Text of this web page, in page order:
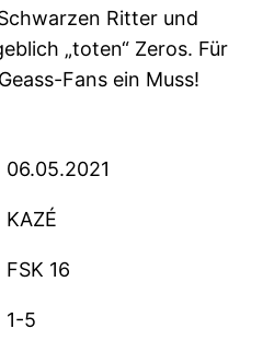
Ritter und
„toten“ Zeros. Für
Fans ein Muss!
06.05.2021
KAZÉ
FSK 16
1-5